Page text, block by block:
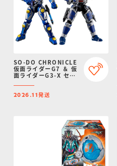
SO-DO CHRONICLE
仮面ライダーG7 ＆ 仮
面ライダーG3-X セッ
2026.11発送